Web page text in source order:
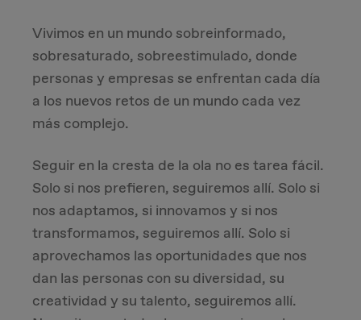
DEAL & STRATEGY
Due Diligence
Carve-out
Post Merger Integration
Business Strategy
Market Strategy & Screening Analysis
Vivimos en un mundo sobreinformado,
sobresaturado, sobreestimulado, donde
personas y empresas se enfrentan cada día
a los nuevos retos de un mundo cada vez
más complejo.
Seguir en la cresta de la ola no es tarea fácil.
Solo si nos prefieren, seguiremos allí. Solo si
nos adaptamos, si innovamos y si nos
transformamos, seguiremos allí. Solo si
aprovechamos las oportunidades que nos
dan las personas con su diversidad, su
creatividad y su talento, seguiremos allí.